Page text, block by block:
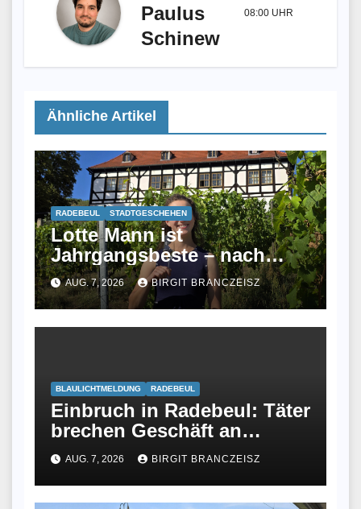
Paulus
Schinew
08:00 UHR
Ähnliche Artikel
RADEBEUL STADTGESCHEHEN
Lotte Mann ist
Jahrgangsbeste – nach
ihrem Studium fand sie
keinen Job und wurde jetzt
Winzerin
AUG. 7, 2026 BIRGIT BRANCZEISZ
BLAULICHTMELDUNG RADEBEUL
Einbruch in Radebeul: Täter
brechen Geschäft an
Meißner Straße auf
AUG. 7, 2026 BIRGIT BRANCZEISZ